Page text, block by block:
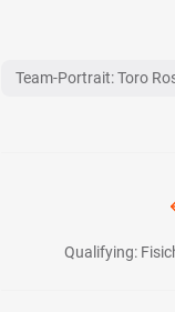
Team-Portrait: Toro
Qualifying: